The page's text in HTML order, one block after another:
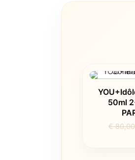
50ml
€80,00